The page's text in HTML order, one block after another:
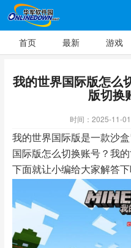
首页 最新 游戏
我的世界国际版怎么
版切换
时间：2025-11-01
我的世界国际版是一款沙
国际版怎么切换账号？我
下面就让小编给大家解答